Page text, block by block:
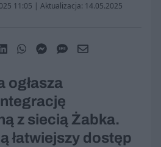
11:05 | Aktualizacja: 14.05.2025
ogłasza
z siecią Żabka.
łatwiejszy dostęp